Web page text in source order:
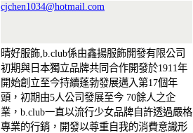
cjchen1034@hotmail.com
晴好服飾,b.club係由鑫揚服飾開發有限公司
初期與日本獨立品牌共同合作開發於1911年
開始創立至今持續蓬勃發展邁入第17個年
頭，初期由5人公司發展至今 70餘人之企
業，b.club一直以流行少女品牌自許透過嚴格
專業的行銷，開發以尊重自我的消費意識形